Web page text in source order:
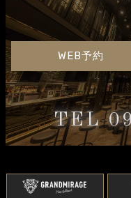
WEB予約
TEL